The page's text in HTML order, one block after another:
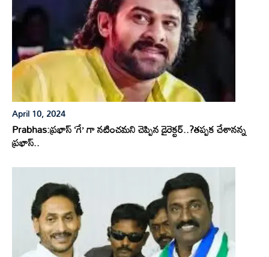
April 10, 2024
Prabhas:ప్రభాస్ ‘గే’ గా నటించమని చెప్పిన డైరెక్టర్..?తప్పక చేశానన్న
ప్రభాస్..